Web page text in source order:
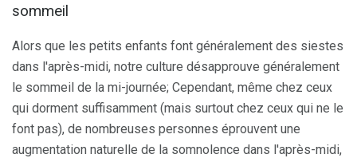
sommeil
Alors que les petits enfants font généralement des siestes
dans l'après-midi, notre culture désapprouve généralement
le sommeil de la mi-journée; Cependant, même chez ceux
qui dorment suffisamment (mais surtout chez ceux qui ne le
font pas), de nombreuses personnes éprouvent une
augmentation naturelle de la somnolence dans l'après-midi,